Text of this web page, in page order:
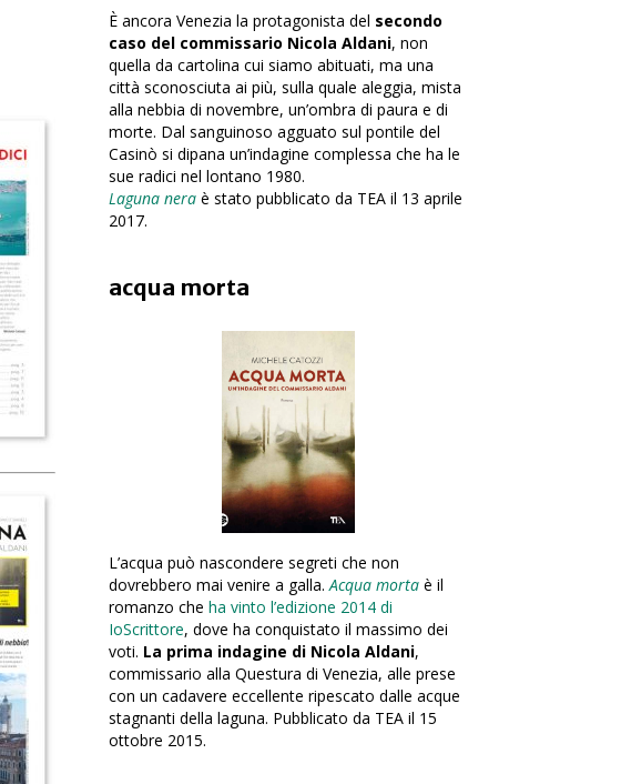
È ancora Venezia la protagonista del secondo
caso del commissario Nicola Aldani, non
quella da cartolina cui siamo abituati, ma una
città sconosciuta ai più, sulla quale aleggia, mista
alla nebbia di novembre, un’ombra di paura e di
morte. Dal sanguinoso agguato sul pontile del
Casinò si dipana un’indagine complessa che ha le
sue radici nel lontano 1980.
Laguna nera è stato pubblicato da TEA il 13 aprile
2017.
acqua morta
L’acqua può nascondere segreti che non
dovrebbero mai venire a galla. Acqua morta è il
romanzo che ha vinto l’edizione 2014 di
IoScrittore, dove ha conquistato il massimo dei
voti. La prima indagine di Nicola Aldani,
commissario alla Questura di Venezia, alle prese
con un cadavere eccellente ripescato dalle acque
stagnanti della laguna. Pubblicato da TEA il 15
ottobre 2015.